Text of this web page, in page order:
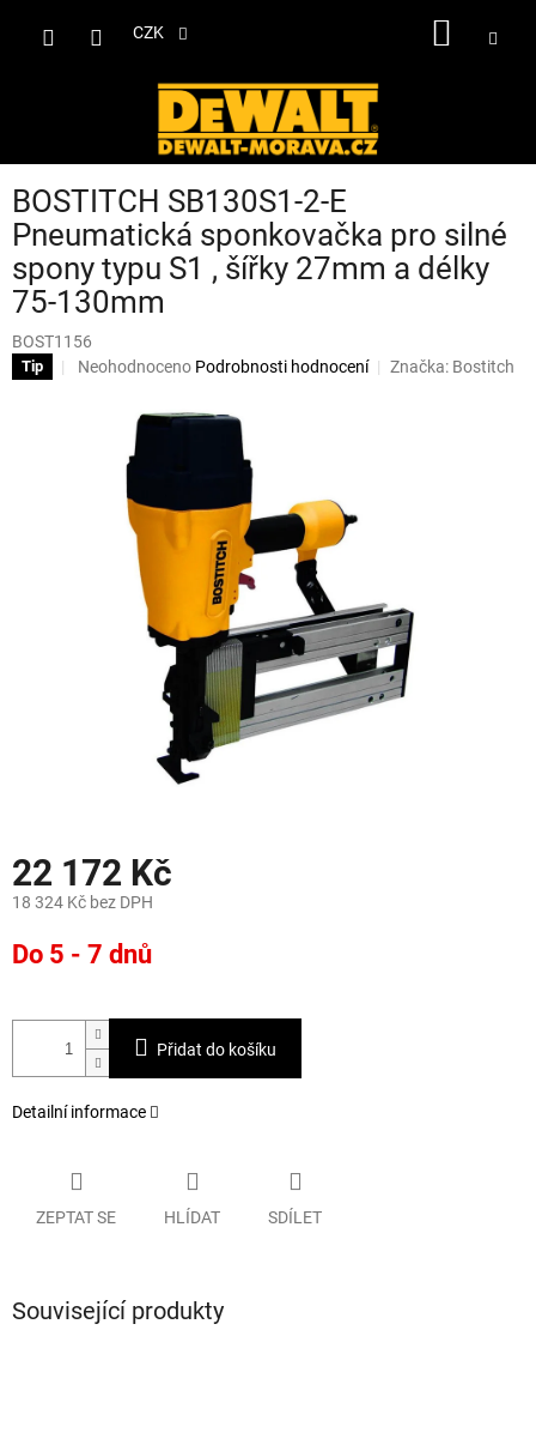
CZK
BOSTITCH SB130S1-2-E
Pneumatická sponkovačka pro silné
spony typu S1 , šířky 27mm a délky
75-130mm
BOST1156
Tip
Průměrné
produktu
hvězdiček.
Neohodnoceno Podrobnosti hodnocení Značka: Bostitch
22 172 Kč
18 324 Kč bez DPH
cena:
Do 5 - 7 dnů
Přidat do košíku
Detailní informace
ZEPTAT SE HLÍDAT SDÍLET
Související produkty